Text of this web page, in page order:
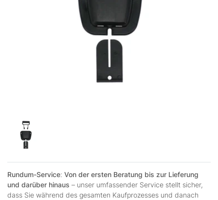
Rundum-Service: Von der ersten Beratung bis zur Lieferung
und darüber hinaus – unser umfassender Service stellt sicher,
dass Sie während des gesamten Kaufprozesses und danach